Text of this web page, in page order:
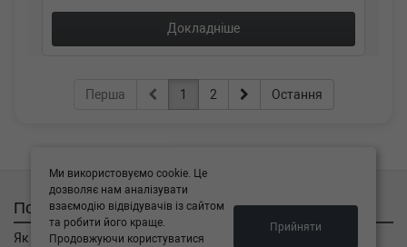
Докладніше
Перша 1 2 Остання
Покупцям
Як замовити
Ми використовуємо cookie. Це
дозволяє нам аналізувати
взаємодію відвідувачів із сайтом
та робити його краще.
Продовжуючи користуватися
Прийняти